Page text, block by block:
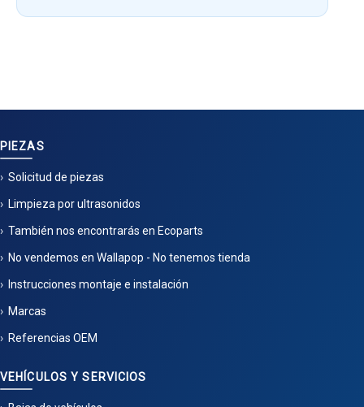
PIEZAS
Solicitud de piezas
Limpieza por ultrasonidos
También nos encontrarás en Ecoparts
No vendemos en Wallapop - No tenemos tienda
Instrucciones montaje e instalación
Marcas
Referencias OEM
VEHÍCULOS Y SERVICIOS